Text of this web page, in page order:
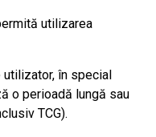
utilizarea
utilizator, în special
o perioadă lungă sau
TCG).